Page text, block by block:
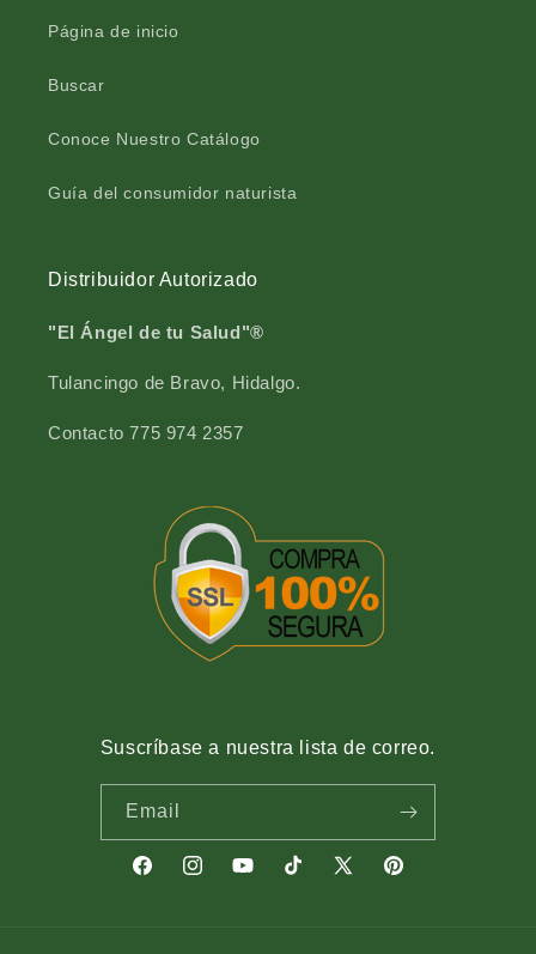
Página de inicio
Buscar
Conoce Nuestro Catálogo
Guía del consumidor naturista
Distribuidor Autorizado
"El Ángel de tu Salud"®
Tulancingo de Bravo, Hidalgo.
Contacto 775 974 2357
Suscríbase a nuestra lista de correo.
Email
FacebookInstagramYouTubeTikTok X
Pinterest